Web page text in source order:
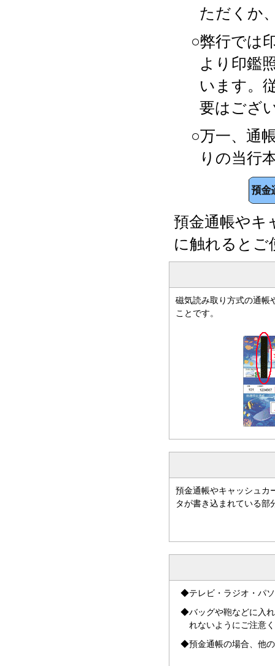
ただくか
○弊行では
より印鑑
います。
要はござ
○万一、通
りの当行
預金通帳やキ
に触れるとご
磁気読み取り方式の通帳
ことです。
預金通帳やキャッシュカ
タが書き込まれている部
◆テレビ・ラジオ・パ
◆バッグや鞄などに入
れないようにご注意
◆預金通帳の場合、他